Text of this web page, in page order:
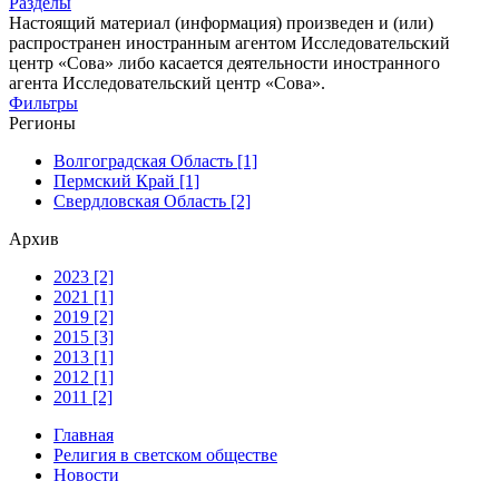
Настоящий материал (информация) произведен и (или)
распространен иностранным агентом Исследовательский
центр «Сова» либо касается деятельности иностранного
агента Исследовательский центр «Сова».
Фильтры
Регионы
Волгоградская Область [1]
Пермский Край [1]
Свердловская Область [2]
Архив
2023 [2]
2021 [1]
2019 [2]
2015 [3]
2013 [1]
2012 [1]
2011 [2]
Главная
Религия в светском обществе
Новости